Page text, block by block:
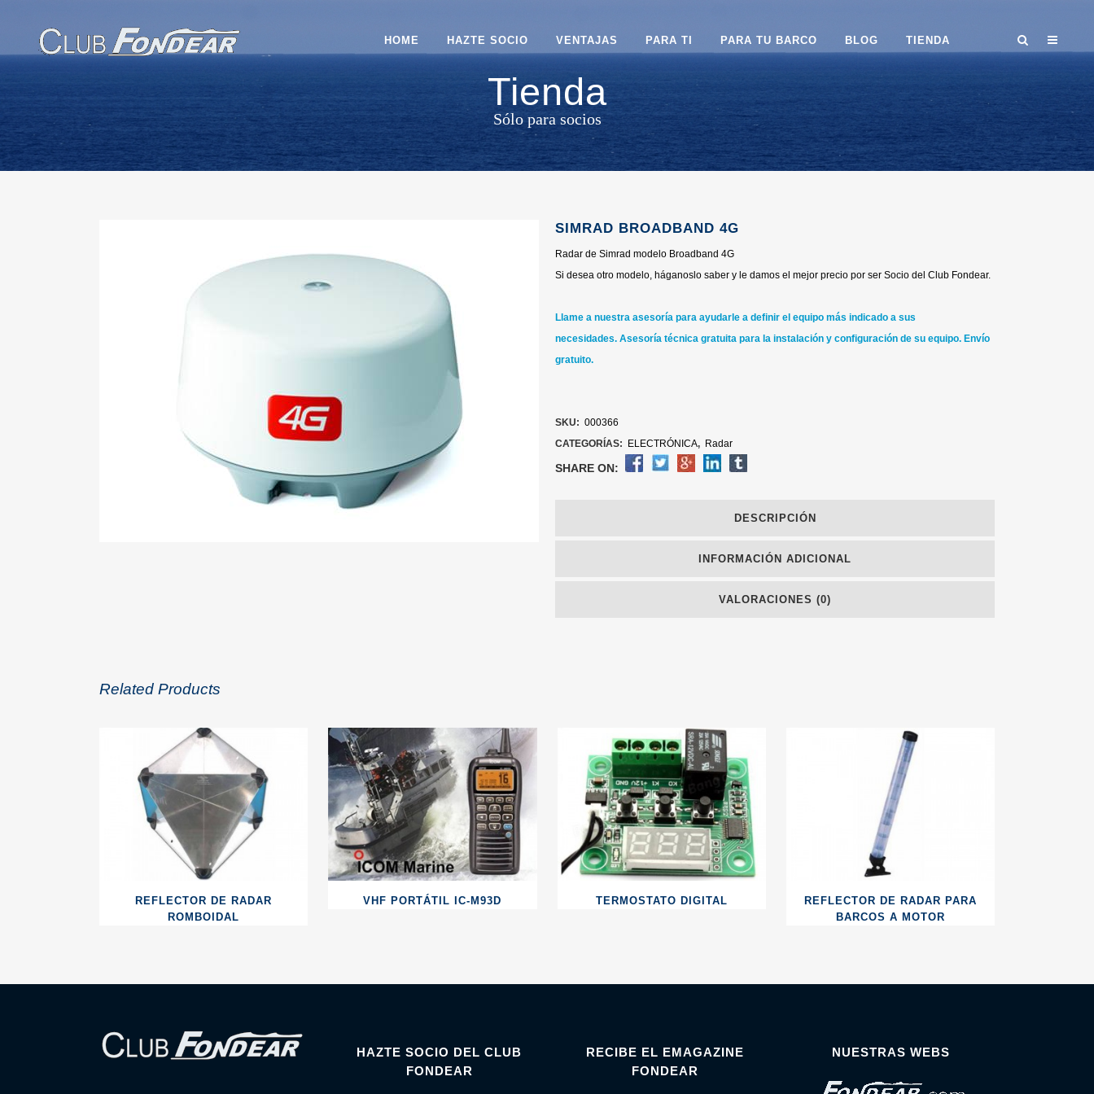
HOME HAZTE SOCIO VENTAJAS PARA TI PARA TU BARCO BLOG TIENDA
Tienda
Sólo para socios
SIMRAD BROADBAND 4G
Radar de Simrad modelo Broadband 4G
Si desea otro modelo, háganoslo saber y le damos el mejor precio por ser Socio del Club Fondear.
Llame a nuestra asesoría para ayudarle a definir el equipo más indicado a sus
necesidades. Asesoría técnica gratuita para la instalación y configuración de su equipo. Envío
gratuito.
SKU: 000366
CATEGORÍAS:
ELECTRÓNICA, Radar
SHARE ON:
DESCRIPCIÓN
INFORMACIÓN ADICIONAL
VALORACIONES (0)
Related Products
REFLECTOR DE RADAR
ROMBOIDAL
VHF PORTÁTIL IC-M93D TERMOSTATO DIGITAL
REFLECTOR DE RADAR PARA
BARCOS A MOTOR
HAZTE SOCIO DEL CLUB
FONDEAR
RECIBE EL EMAGAZINE
FONDEAR
NUESTRAS WEBS